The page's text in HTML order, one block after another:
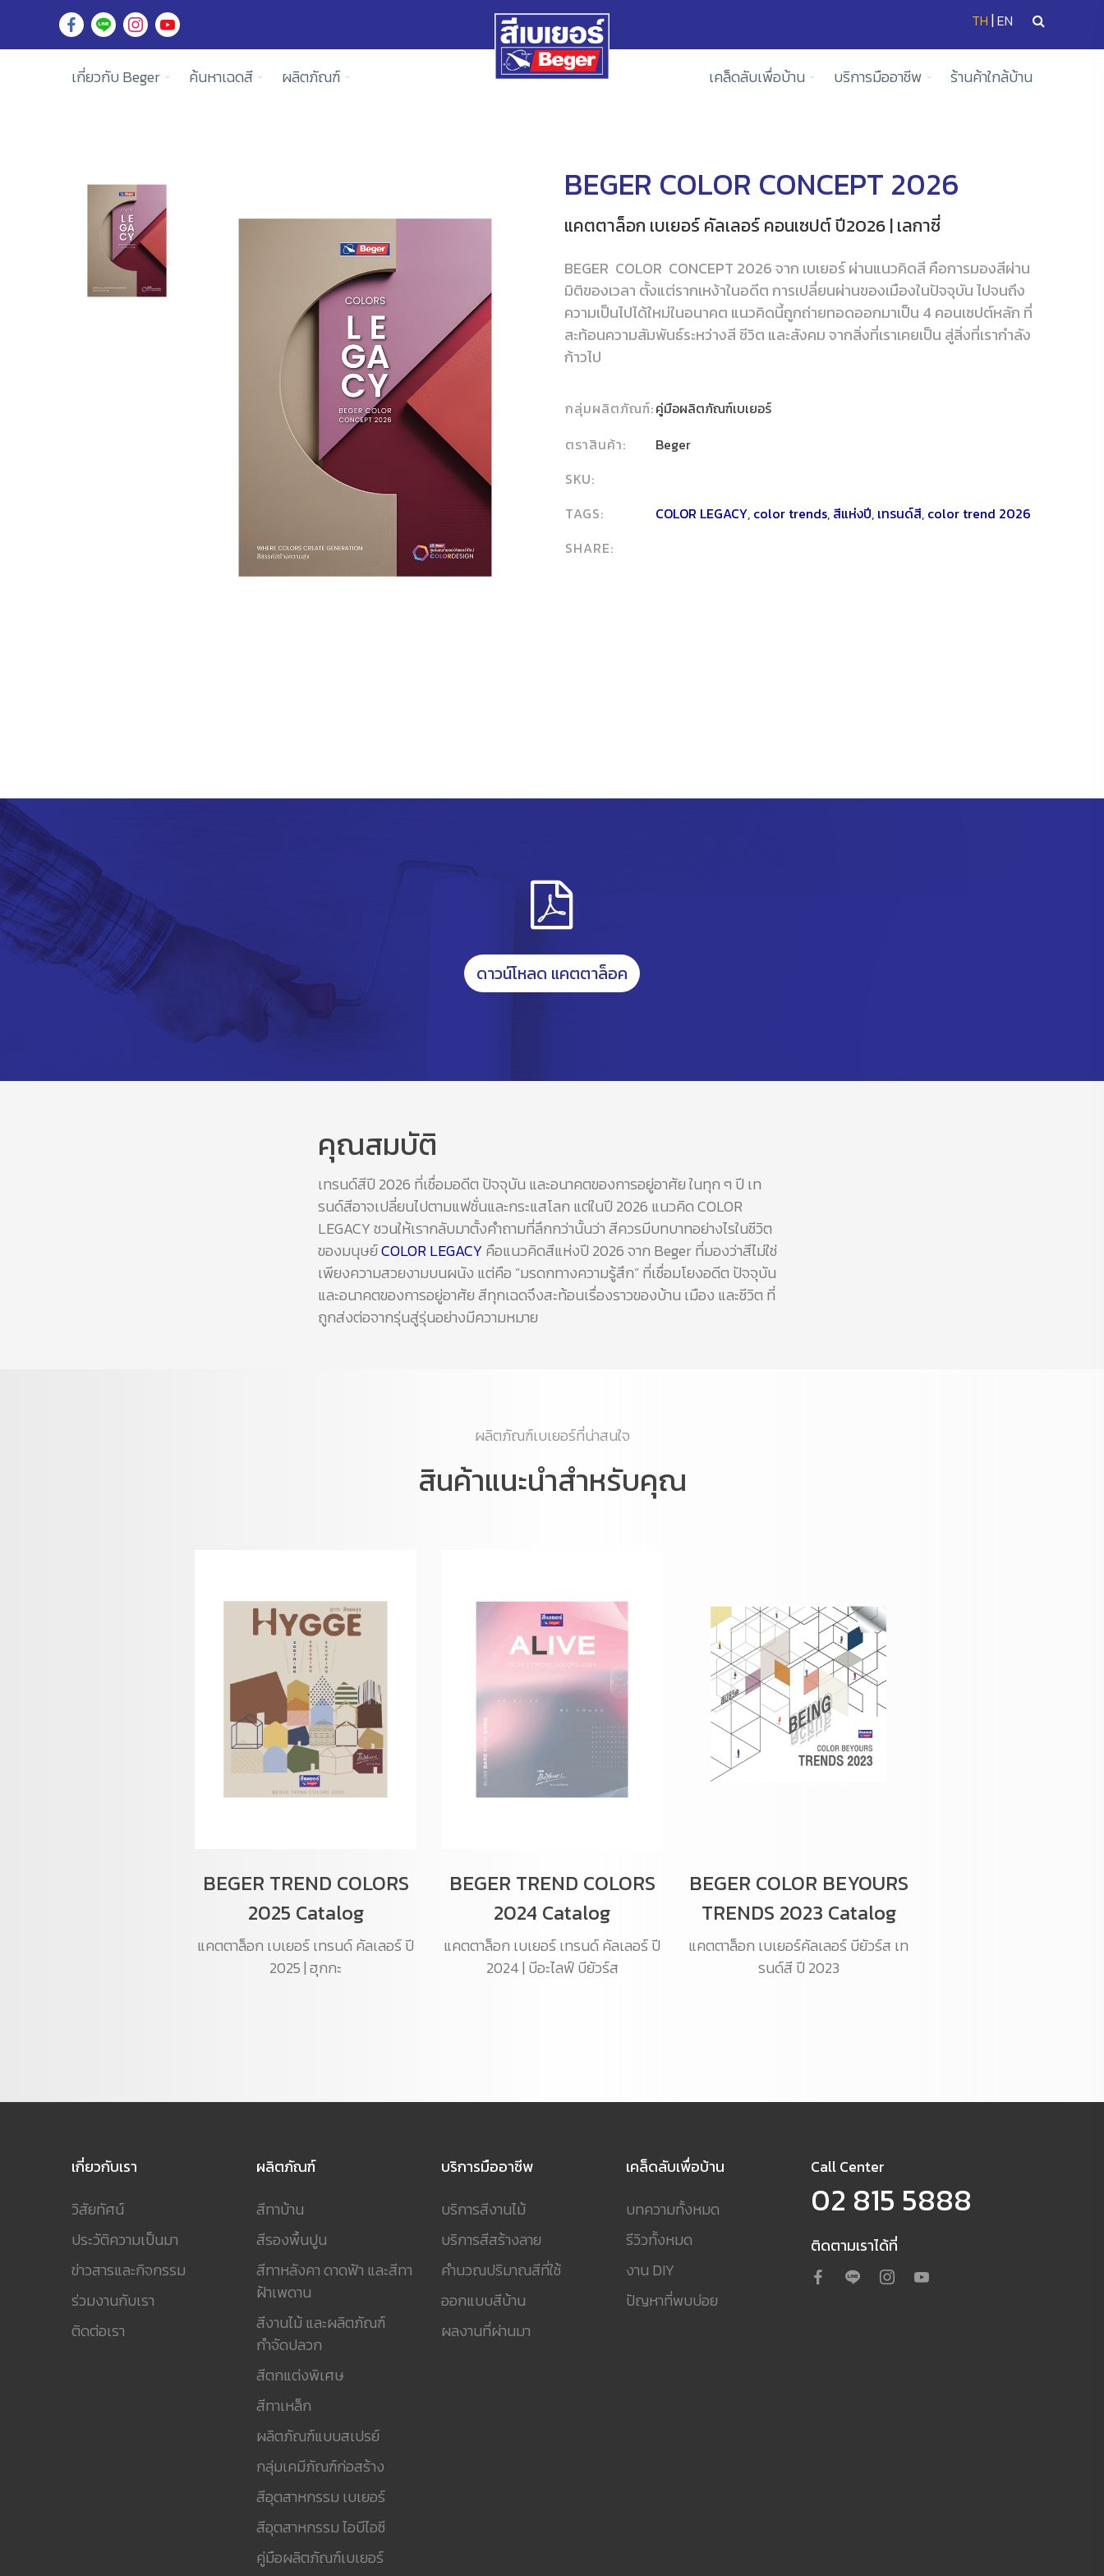
TH |EN
เกี่ยวกับ Beger ค้นหาเฉดสี ผลิตภัณฑ์ เคล็ดลับเพื่อบ้าน บริการมืออาชีพ ร้านค้าใกล้บ้าน
BEGER COLOR CONCEPT 2026
แคตตาล็อก เบเยอร์ คัลเลอร์ คอนเซปต์ ปี2026 | เลกาซี่
BEGER COLOR CONCEPT 2026 จาก เบเยอร์ ผ่านแนวคิดสี คือการมองสีผ่าน
มิติของเวลา ตั้งแต่รากเหง้าในอดีต การเปลี่ยนผ่านของเมืองในปัจจุบัน ไปจนถึง
ความเป็นไปได้ใหม่ในอนาคต แนวคิดนี้ถูกถ่ายทอดออกมาเป็น 4 คอนเซปต์หลัก ที่
สะท้อนความสัมพันธ์ระหว่างสี ชีวิต และสังคม จากสิ่งที่เราเคยเป็น สู่สิ่งที่เรากำลัง
ก้าวไป
กลุ่มผลิตภัณฑ์:คู่มือผลิตภัณฑ์เบเยอร์
ตราสินค้า:
Beger
SKU:
TAGS:
COLOR LEGACY, color trends, สีแห่งปี, เทรนด์สี, color trend 2026
SHARE:
ดาวน์โหลด แคตตาล็อค
คุณสมบัติ
เทรนด์สีปี 2026 ที่เชื่อมอดีต ปัจจุบัน และอนาคตของการอยู่อาศัย ในทุก ๆ ปี เท
รนด์สีอาจเปลี่ยนไปตามแฟชั่นและกระแสโลก แต่ในปี 2026 แนวคิด COLOR
LEGACY ชวนให้เรากลับมาตั้งคำถามที่ลึกกว่านั้นว่า สีควรมีบทบาทอย่างไรในชีวิต
ของมนุษย์COLOR LEGACY คือแนวคิดสีแห่งปี 2026 จาก Beger ที่มองว่าสีไม่ใช่
เพียงความสวยงามบนผนัง แต่คือ “มรดกทางความรู้สึก” ที่เชื่อมโยงอดีต ปัจจุบัน
และอนาคตของการอยู่อาศัย สีทุกเฉดจึงสะท้อนเรื่องราวของบ้าน เมือง และชีวิต ที่
ถูกส่งต่อจากรุ่นสู่รุ่นอย่างมีความหมาย
ผลิตภัณฑ์เบเยอร์ที่น่าสนใจ
สินค้าแนะนำสำหรับคุณ
BEGER TREND COLORS
2025 Catalog
แคตตาล็อก เบเยอร์ เทรนด์ คัลเลอร์ ปี
2025 | ฮุกกะ
BEGER TREND COLORS
2024 Catalog
แคตตาล็อก เบเยอร์ เทรนด์ คัลเลอร์ ปี
2024 | บีอะไลฟ์ บียัวร์ส
BEGER COLOR BEYOURS
TRENDS 2023 Catalog
แคตตาล็อก เบเยอร์คัลเลอร์ บียัวร์ส เท
รนด์สี ปี 2023
เกี่ยวกับเรา
วิสัยทัศน์
ประวัติความเป็นมา
ข่าวสารและกิจกรรม
ร่วมงานกับเรา
ติดต่อเรา
ผลิตภัณฑ์
สีทาบ้าน
สีรองพื้นปูน
สีทาหลังคา ดาดฟ้า และสีทา
ฝ้าเพดาน
สีงานไม้ และผลิตภัณฑ์
กำจัดปลวก
สีตกแต่งพิเศษ
สีทาเหล็ก
ผลิตภัณฑ์แบบสเปรย์
กลุ่มเคมีภัณฑ์ก่อสร้าง
สีอุตสาหกรรม เบเยอร์
สีอุตสาหกรรม ไอบีไอซี
คู่มือผลิตภัณฑ์เบเยอร์
บริการมืออาชีพ
บริการสีงานไม้
บริการสีสร้างลาย
คำนวณปริมาณสีที่ใช้
ออกแบบสีบ้าน
ผลงานที่ผ่านมา
เคล็ดลับเพื่อบ้าน
บทความทั้งหมด
รีวิวทั้งหมด
งาน DIY
ปัญหาที่พบบ่อย
Call Center
02 815 5888
ติดตามเราได้ที่